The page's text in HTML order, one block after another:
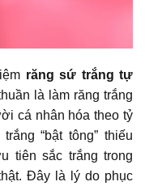
răng sứ trắng tự
là làm răng trắng
cá nhân hóa theo tỷ
“bật tông” thiếu
tiên sắc trắng trong
Đây là lý do phục